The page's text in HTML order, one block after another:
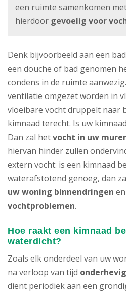
een ruimte samenkomen
hierdoor gevoelig voor
Denk bijvoorbeeld aan een
een douche of bad genomen
condens in de ruimte
ventilatie omgezet worden in
vloeibare vocht druppelt naar
kimnaad terecht. Is uw
Dan zal hetvocht in uw
hiervan hinder zullen
extern vocht: is een kimnaad
waterafstotend genoeg, dan
uw woning binnendringen
vochtproblemen.
Hoe raakt een kimnaad
waterdicht?
Zoals elk onderdeel van uw
na verloop van tijd
dient periodiek aan een